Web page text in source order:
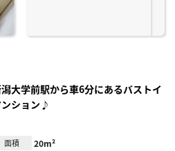
大学前駅から車6分にあるバストイ
ンション♪
面積 20m²